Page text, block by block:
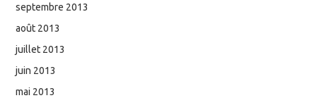
septembre 2013
août 2013
juillet 2013
juin 2013
mai 2013